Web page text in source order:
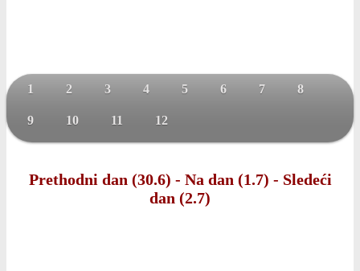
1 2 3 4 5 6 7 8
9 10 11 12
Prethodni dan (30.6) - Na dan (1.7) - Sledeći
dan (2.7)